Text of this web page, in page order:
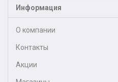
Информация
О компании
Контакты
Акции